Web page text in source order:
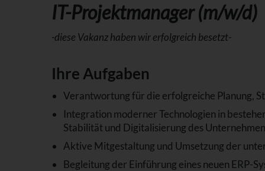
IT-Projektmanager (m/w/d)
-diese Vakanz haben wir erfolgreich besetzt-
Ihre Aufgaben
Verantwortung für die erfolgreiche Planung,
Integration moderner Technologien in
Stabilität und Digitalisierung des
Aktive Mitgestaltung und Umsetzung der
Begleitung der Einführung eines neuen ERP-